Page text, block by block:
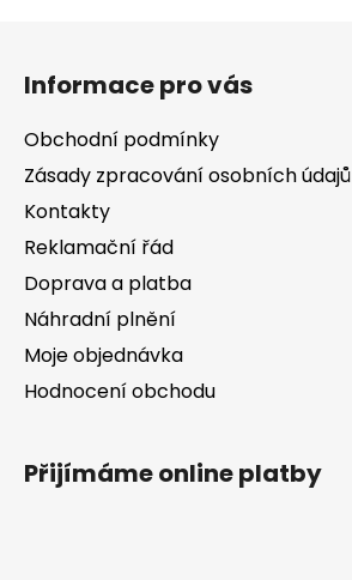
Informace pro vás
Obchodní podmínky
Zásady zpracování osobních údajů
Kontakty
Reklamační řád
Doprava a platba
Náhradní plnění
Moje objednávka
Hodnocení obchodu
Přijímáme online platby